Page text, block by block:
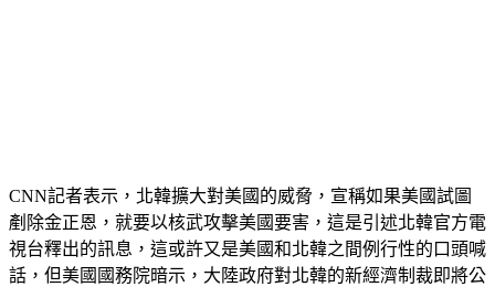
CNN記者表示，北韓擴大對美國的威脅，宣稱如果美國試圖
剷除金正恩，就要以核武攻擊美國要害，這是引述北韓官方電
視台釋出的訊息，這或許又是美國和北韓之間例行性的口頭喊
話，但美國國務院暗示，大陸政府對北韓的新經濟制裁即將公